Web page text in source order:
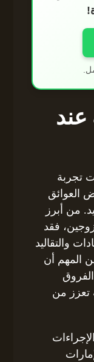
عند
تجربة
العوائق
من أبرز
فقد
والتقاليد
المهم أن
تعزز من